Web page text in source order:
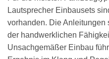
Lautsprecher Einbausets
vorhanden. Die Anleitungen
der handwerklichen
Unsachgemäßer Einbau